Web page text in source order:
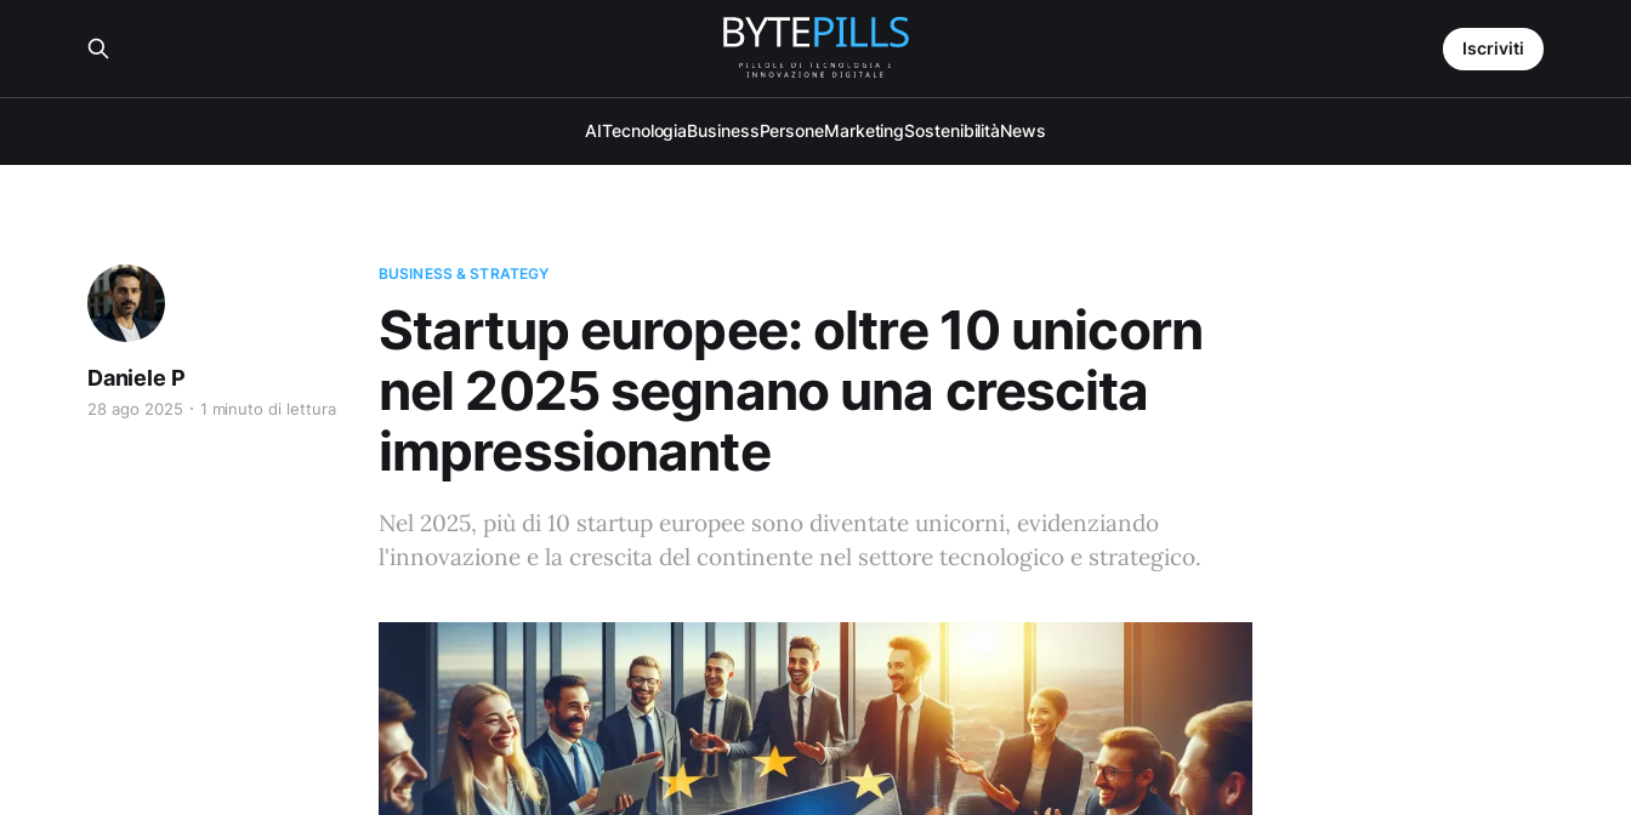
AITecnologiaBusinessPersoneMarketingSostenibilitàNews
Iscriviti
BUSINESS & STRATEGY
Startup europee: oltre 10 unicorn
nel 2025 segnano una crescita
impressionante
Nel 2025, più di 10 startup europee sono diventate unicorni, evidenziando
l'innovazione e la crescita del continente nel settore tecnologico e strategico.
Daniele P
28 ago 2025 1 minuto di lettura